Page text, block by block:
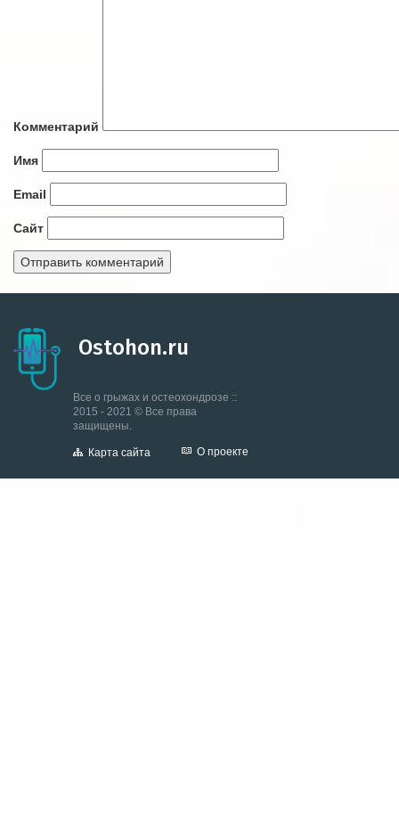
Комментарий
Имя
Email
Сайт
Ostohon.ru
Все о грыжах и остеохондрозе ::
2015 - 2021 © Все права
защищены.
Карта сайта О проекте